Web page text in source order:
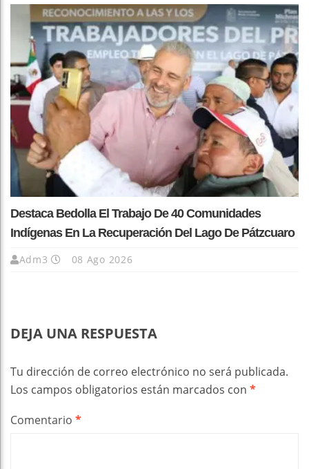
Destaca Bedolla El Trabajo De 40 Comunidades
Indígenas En La Recuperación Del Lago De Pátzcuaro
Adm3 08 Ago 2026
DEJA UNA RESPUESTA
Tu dirección de correo electrónico no será publicada.
Los campos obligatorios están marcados con *
Comentario *